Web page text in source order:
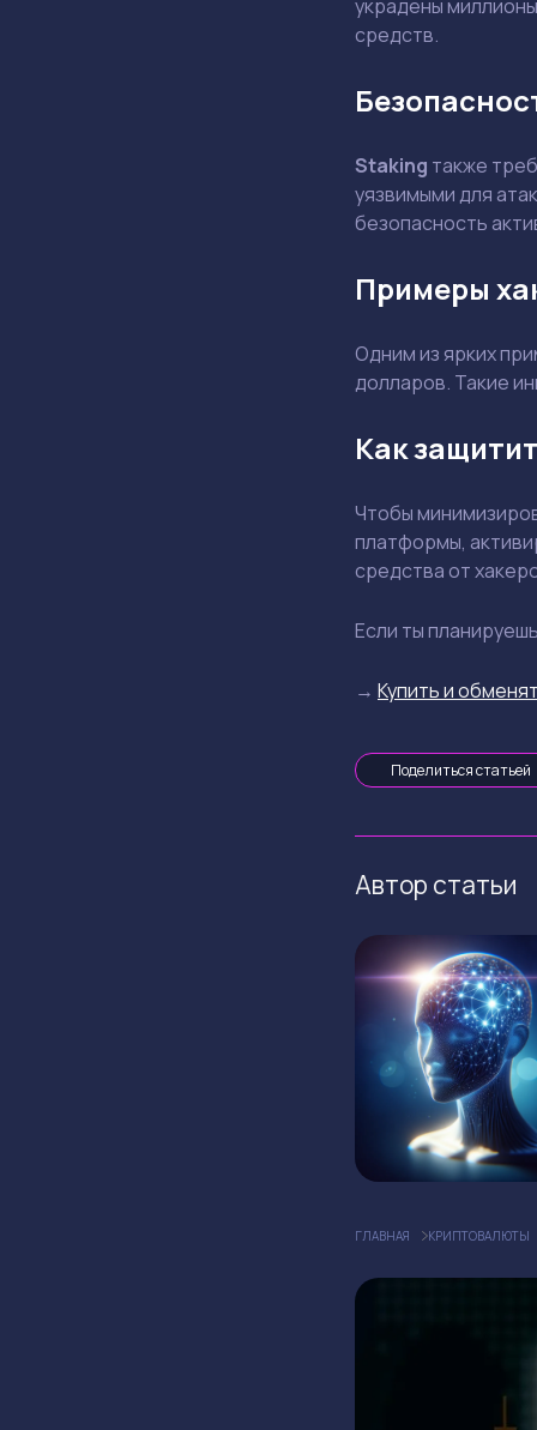
украдены
средств.
Staking также
уязвимыми для
безопасность
Примеры
Одним из ярких
долларов. Такие
Как
Чтобы
платформы,
средства от
Если ты
→ Купить и
Поделиться статьей
Автор статьи
ГЛАВНАЯ КРИПТОВАЛЮТЫ